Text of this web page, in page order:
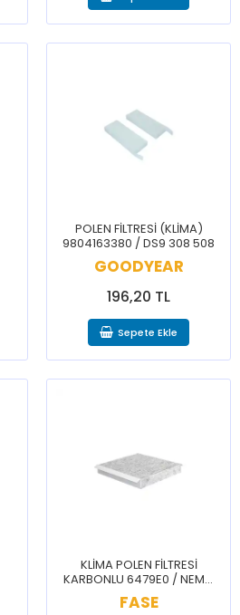
POLEN FİLTRESİ (KLİMA)
9804163380 / DS9 308 508
GOODYEAR
196,20 TL
Sepete Ekle
KLİMA POLEN FİLTRESİ
KARBONLU 6479E0 / NEMO
BİPPER
FASE